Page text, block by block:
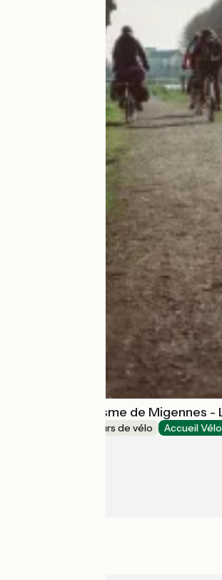
Office de Tourisme de Migennes -
Loueurs/réparateurs de vélo Accueil Vélo